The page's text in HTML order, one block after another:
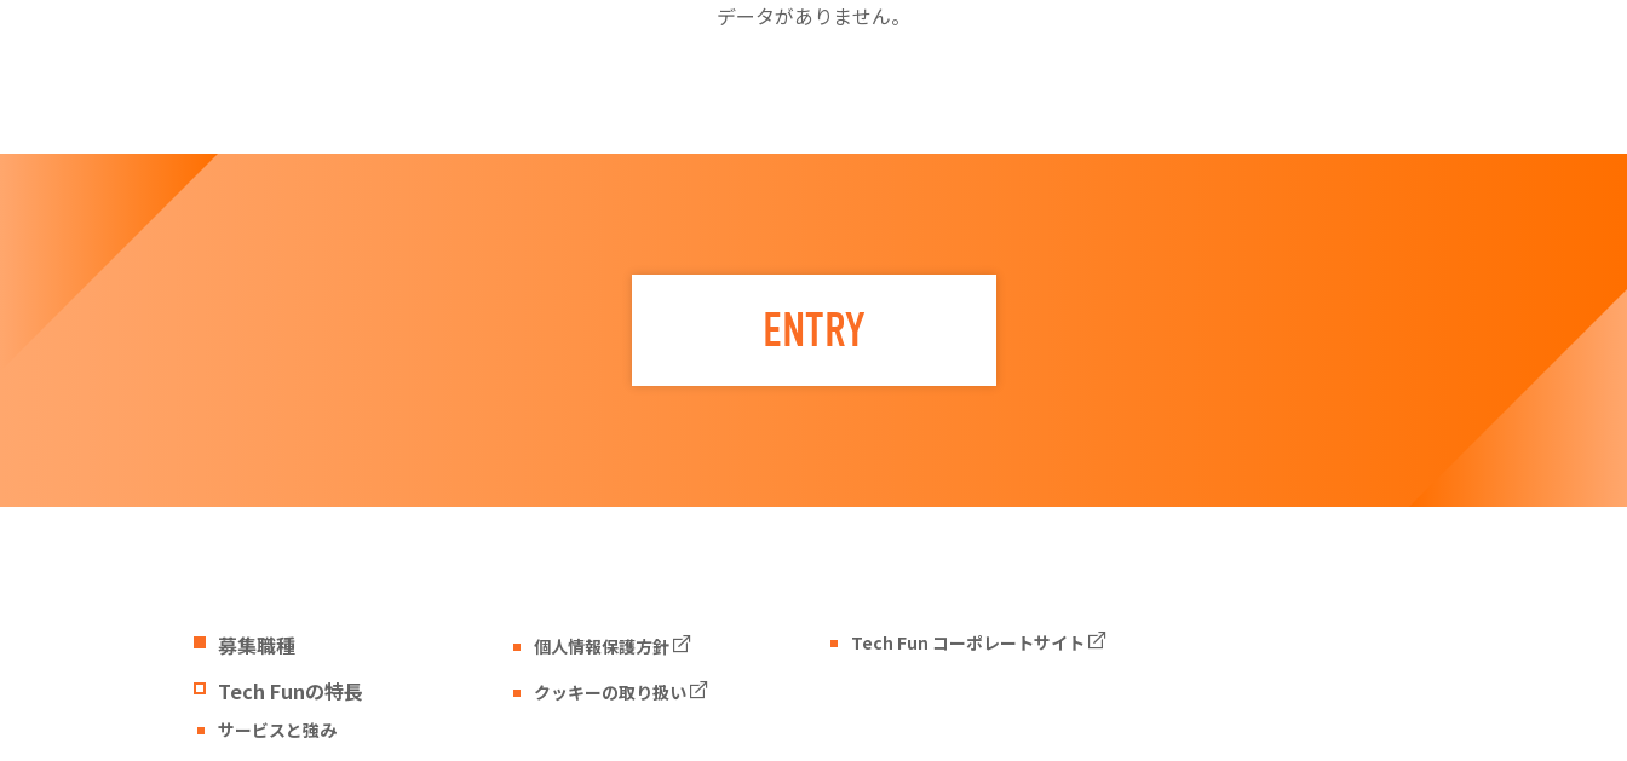
データがありません。
ENTRY
募集職種
Tech Funの特長
サービスと強み
個人情報保護方針
クッキーの取り扱い
Tech Fun コーポレートサイト